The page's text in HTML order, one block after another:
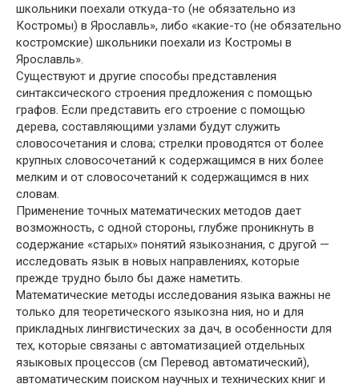
школьники поехали откуда-то (не обязательно из
Костромы) в Ярославль», либо «какие-то (не обязательно
костромские) школьники поехали из Костромы в
Ярославль».
Существуют и другие способы представления
синтаксического строения предложения с помощью
графов. Если представить его строение с помощью
дерева, составляющими узлами будут служить
словосочетания и слова; стрелки проводятся от более
крупных словосочетаний к содержащимся в них более
мелким и от словосочетаний к содержащимся в них
словам.
Применение точных математических методов дает
возможность, с одной стороны, глубже проникнуть в
содержание «старых» понятий языкознания, с другой —
исследовать язык в новых направлениях, которые
прежде трудно было бы даже наметить.
Математические методы исследования языка важны не
только для теоретического языкозна ния, но и для
прикладных лингвистических за дач, в особенности для
тех, которые связаны с автоматизацией отдельных
языковых процессов (см Перевод автоматический),
автоматическим поиском научных и технических книг и